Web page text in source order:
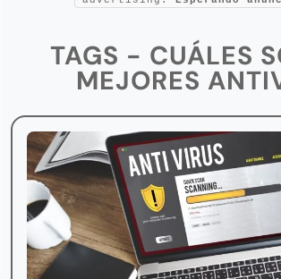
Foro salud
TAGS - CUÁLES
MEJORES